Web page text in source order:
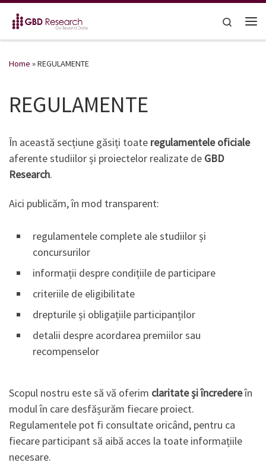
Skip to content
Search
Home »REGULAMENTE
REGULAMENTE
În această secțiune găsiți toate regulamentele oficiale
aferente studiilor și proiectelor realizate de GBD
Research.
Aici publicăm, în mod transparent:
regulamentele complete ale studiilor și
concursurilor
informații despre condițiile de participare
criteriile de eligibilitate
drepturile și obligațiile participanților
detalii despre acordarea premiilor sau
recompenselor
Scopul nostru este să vă oferim claritate și încredereîn
modul în care desfășurăm fiecare proiect.
Regulamentele pot fi consultate oricând, pentru ca
fiecare participant să aibă acces la toate informațiile
necesare.